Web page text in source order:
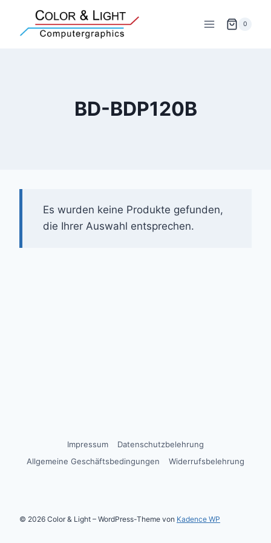
springen
0
BD-BDP120B
Es wurden keine Produkte gefunden,
die Ihrer Auswahl entsprechen.
Impressum
Datenschutzbelehrung
Allgemeine Geschäftsbedingungen
Widerrufsbelehrung
© 2026 Color & Light – WordPress-Theme von Kadence WP